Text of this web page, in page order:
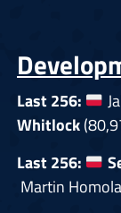
Last 256:
Whitlock
Last 256:
Martin